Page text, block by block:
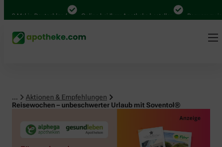
Mal in Deutschland Online bei Ihrer Apotheke bestellen Bequem
...
Aktionen & Empfehlungen
Reisewochen – unbeschwerter Urlaub mit Soventol®